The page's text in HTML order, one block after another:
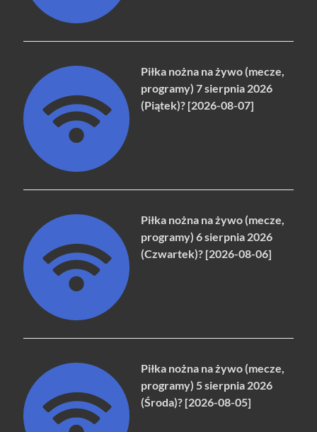
Piłka nożna na żywo (mecze,
programy) 7 sierpnia 2026
(Piątek)? [2026-08-07]
Piłka nożna na żywo (mecze,
programy) 6 sierpnia 2026
(Czwartek)? [2026-08-06]
Piłka nożna na żywo (mecze,
programy) 5 sierpnia 2026
(Środa)? [2026-08-05]